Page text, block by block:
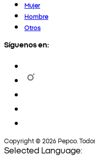
Mujer
Hombre
Otros
Síguenos en:
Copyright © 2026 Pepco.
Selected Language: